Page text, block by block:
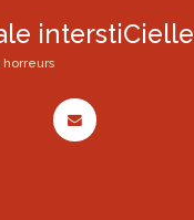
interstiCielle